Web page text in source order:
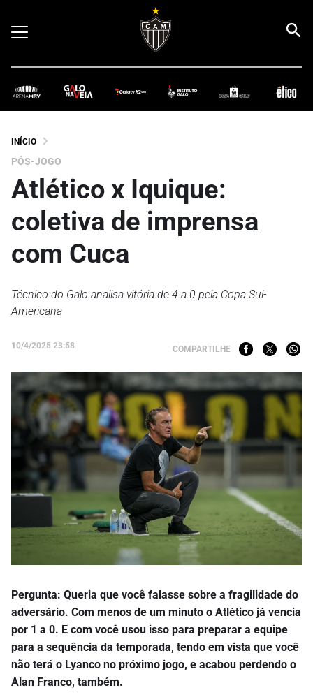
INÍCIO
PÓS-JOGO
Atlético x Iquique:
coletiva de imprensa
com Cuca
Técnico do Galo analisa vitória de 4 a 0 pela Copa Sul-
Americana
10/4/2025 23:58 COMPARTILHE
Pergunta: Queria que você falasse sobre a fragilidade do
adversário. Com menos de um minuto o Atlético já vencia
por 1 a 0. E com você usou isso para preparar a equipe
para a sequência da temporada, tendo em vista que você
não terá o Lyanco no próximo jogo, e acabou perdendo o
Alan Franco, também.